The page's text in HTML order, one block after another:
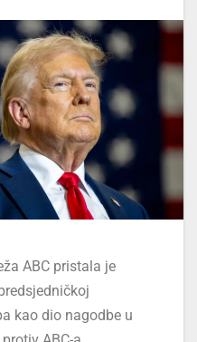
ABC pristala je
kao dio nagodbe u